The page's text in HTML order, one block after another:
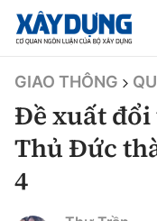
TIN BỘ XÂY DỰNG
CHUYÊN MỤC
GIAO THÔNG
Đề xuất đổi
Thủ Đức
4